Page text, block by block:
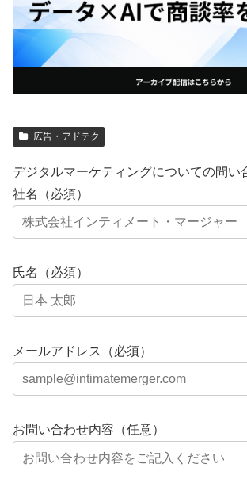
広告・アドテク
デジタルマーケティングについての問い
社名（必須）
氏名（必須）
メールアドレス（必須）
お問い合わせ内容（任意）